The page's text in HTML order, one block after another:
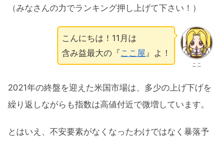
（みなさんの力でランキング押し上げて下さい！）
ここ
こんにちは！11月は
含み益最大の『 ここ屋』よ！
2021年の終盤を迎えた米国市場は、多少の上げ下げを
繰り返しながらも指数は高値付近で微増しています。
とはいえ、不安要素がなくなったわけではなく暴落予